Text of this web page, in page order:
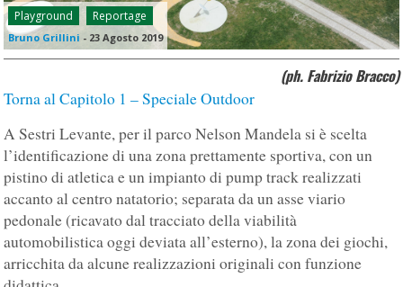
Playground Reportage
Bruno Grillini - 23 Agosto 2019
(ph. Fabrizio Bracco)
Torna al Capitolo 1 – Speciale Outdoor
A Sestri Levante, per il parco Nelson Mandela si è scelta
l’identificazione di una zona prettamente sportiva, con un
pistino di atletica e un impianto di pump track realizzati
accanto al centro natatorio; separata da un asse viario
pedonale (ricavato dal tracciato della viabilità
automobilistica oggi deviata all’esterno), la zona dei giochi,
arricchita da alcune realizzazioni originali con funzione